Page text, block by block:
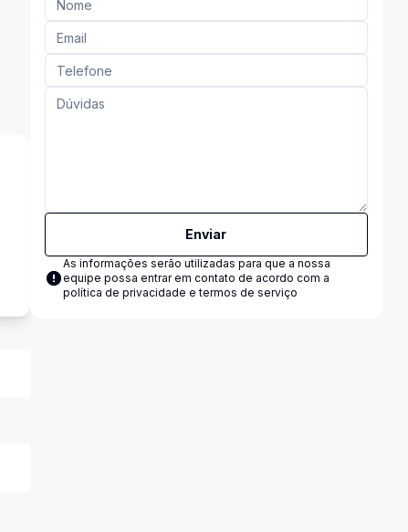
Enviar
As informações serão utilizadas para que a nossa
equipe possa entrar em contato de acordo com a
política de privacidade e termos de serviço